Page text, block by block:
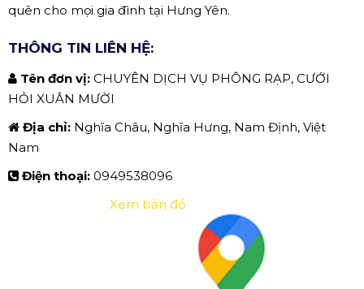
quên cho mọi gia đình tại Hưng Yên.
THÔNG TIN LIÊN HỆ:
Tên đơn vị: CHUYÊN DỊCH VỤ PHÔNG RẠP, CƯỚI
HỎI XUÂN MƯỜI
Địa chỉ: Nghĩa Châu, Nghĩa Hưng, Nam Định, Việt
Nam
Điện thoại: 0949538096
Xem bản đồ